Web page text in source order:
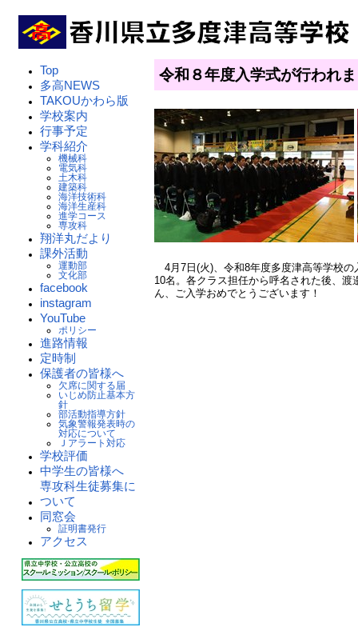
Top
多高NEWS
TAKOUかわら版
学校案内
行事予定
学科紹介
機械科
電気科
土木科
建築科
海洋技術科
海洋生産科
進学コース
専攻科
翔洋丸だより
課外活動
運動部
文化部
facebook
instagram
YouTube
ポリシー
進路情報
定時制
保護者の皆様へ
欠席に関する届
いじめ防止基本方
針
部活動指導方針
気象警報発表時の
対応について
Ｊアラート対応
学校評価
中学生の皆様へ
専攻科生徒募集に
ついて
同窓会
証明書発行
アクセス
令和８年度入学式が行われ
4月7日(火)、令和8年度多度津高等学校の
10名。各クラス担任から呼名された後、
ん、ご入学おめでとうございます！